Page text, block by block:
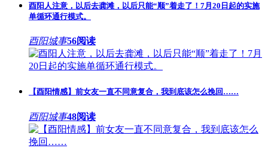
酉阳人注意，以后去龚滩，以后只能“顺”着走了！7月20日起的实施
单循环通行模式。
酉阳城事56阅读
【酉阳情感】前女友一直不同意复合，我到底该怎么挽回……
酉阳城事48阅读